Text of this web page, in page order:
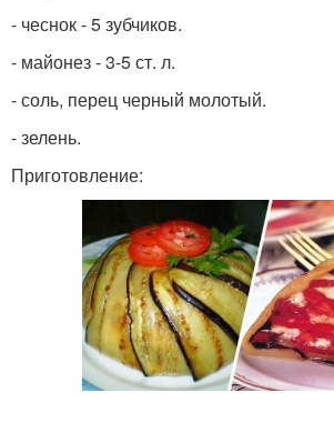
- чеснок - 5 зубчиков.
- майонез - 3-5 ст. л.
- соль, перец черный молотый.
- зелень.
Приготовление: